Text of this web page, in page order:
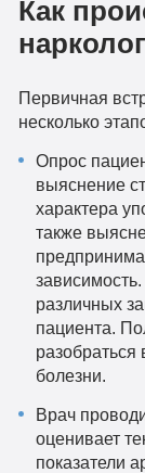
Как
Первичная
несколько
Опрос
выяснение
характера
также
различных
пациента.
разобраться
болезни.
Врач
оценивает
показатели